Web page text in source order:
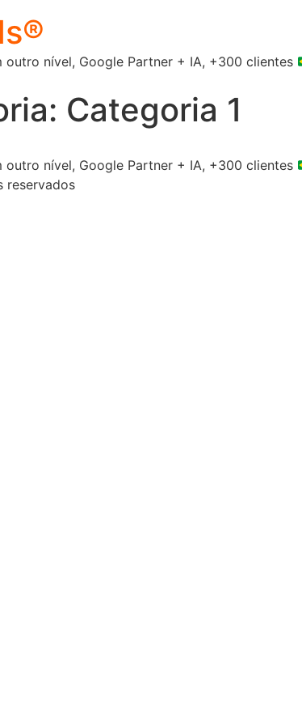
outro nível, Google Partner + IA, +300 clientes
Categoria 1
outro nível, Google Partner + IA, +300 clientes
reservados